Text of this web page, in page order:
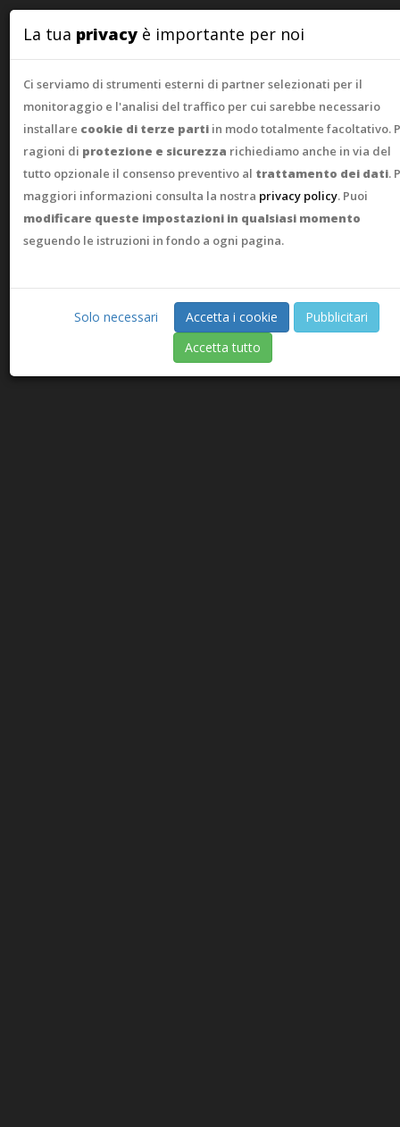
WebAsk
La tua privacy è importante per noi
Ci serviamo di strumenti esterni di partner selezionati per il
monitoraggio e l'analisi del traffico per cui sarebbe necessario
installare cookie di terze parti in modo totalmente facoltativo.
ragioni di protezione e sicurezza richiediamo anche in via del
tutto opzionale il consenso preventivo al trattamento dei dati.
maggiori informazioni consulta la nostra privacy policy. Puoi
modificare queste impostazioni in qualsiasi momento
seguendo le istruzioni in fondo a ogni pagina.
Solo necessari Accetta i cookie
Pubblicitari
Accetta tutto